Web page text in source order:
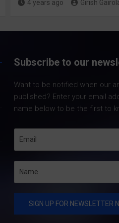
4 years ago Girish
Subscribe to our
Want to be notified when our
published? Enter your email
name below to be the first to
Share
सचिव आनन्द बर्द्धन ने
को सचिवालय में प्रदेश
प्रोजेक्ट्स की समीक्षा
प्रोजेक्ट्स का निर्माण